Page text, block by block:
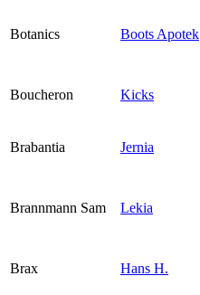
Botanics Boots Apotek
Boucheron Kicks
Brabantia Jernia
Brannmann Sam Lekia
Brax Hans H.